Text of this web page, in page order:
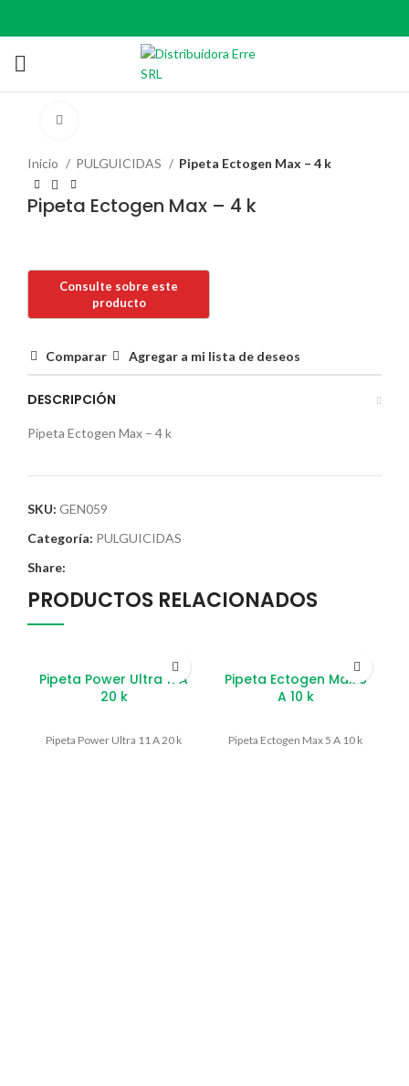
Inicio PULGUICIDAS Pipeta Ectogen Max – 4 k
Pipeta Ectogen Max – 4 k
Comparar Agregar a mi lista de deseos
DESCRIPCIÓN
Pipeta Ectogen Max – 4 k
SKU: GEN059
Categoría: PULGUICIDAS
Share:
PRODUCTOS RELACIONADOS
Pipeta Power Ultra 11 A
20 k
Pipeta Power Ultra 11 A 20 k
Pipeta Ectogen Max 5
A 10 k
Pipeta Ectogen Max 5 A 10 k